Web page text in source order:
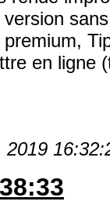
en ligne
2019